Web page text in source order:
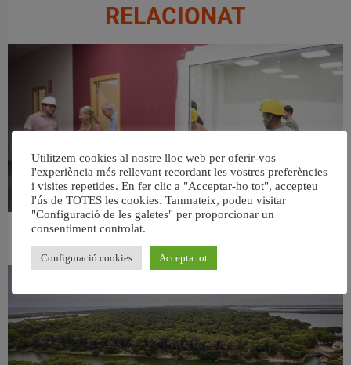
RELACIONAT
València ultima el nou centre per a persones majors del barri de Sant Antoni
6 agost, 2026
Utilitzem cookies al nostre lloc web per oferir-vos
l'experiència més rellevant recordant les vostres preferències
i visites repetides. En fer clic a "Acceptar-ho tot", accepteu
l'ús de TOTES les cookies. Tanmateix, podeu visitar
"Configuració de les galetes" per proporcionar un
consentiment controlat.
Configuració cookies Accepta tot